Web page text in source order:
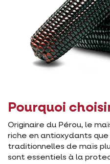
Pourquoi
Originaire du Pérou, le
riche en antioxydants
traditionnelles de maïs
sont essentiels à la